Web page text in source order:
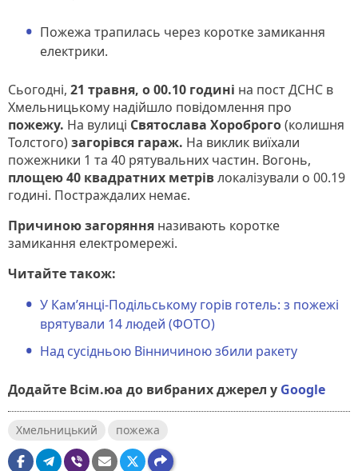
Пожежа трапилась через коротке замикання
електрики.
Сьогодні, 21 травня, о 00.10 годині на пост ДСНС в
Хмельницькому надійшло повідомлення про
пожежу. На вулиці Святослава Хороброго(колишня
Толстого)загорівся гараж. На виклик виїхали
пожежники 1 та 40 рятувальних частин. Вогонь,
площею 40 квадратних метрівлокалізували о 00.19
годині. Постраждалих немає.
Причиною загоряння називають коротке
замикання електромережі.
Читайте також:
У Кам’янці-Подільському горів готель: з пожежі
врятували 14 людей (ФОТО)
Над сусідньою Вінничиною збили ракету
Додайте Всім.юа до вибраних джерел у Google
Хмельницький пожежа